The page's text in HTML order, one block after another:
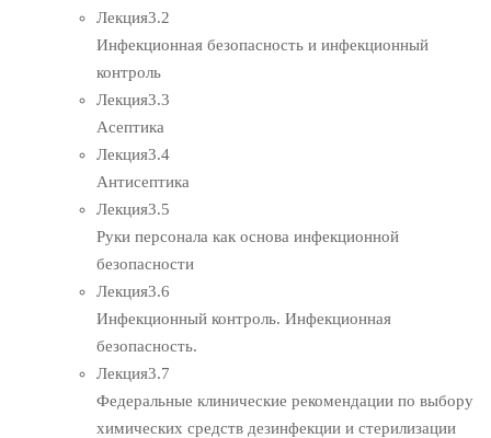
Лекция3.2
Инфекционная безопасность и инфекционный
контроль
Лекция3.3
Асептика
Лекция3.4
Антисептика
Лекция3.5
Руки персонала как основа инфекционной
безопасности
Лекция3.6
Инфекционный контроль. Инфекционная
безопасность.
Лекция3.7
Федеральные клинические рекомендации по выбору
химических средств дезинфекции и стерилизации